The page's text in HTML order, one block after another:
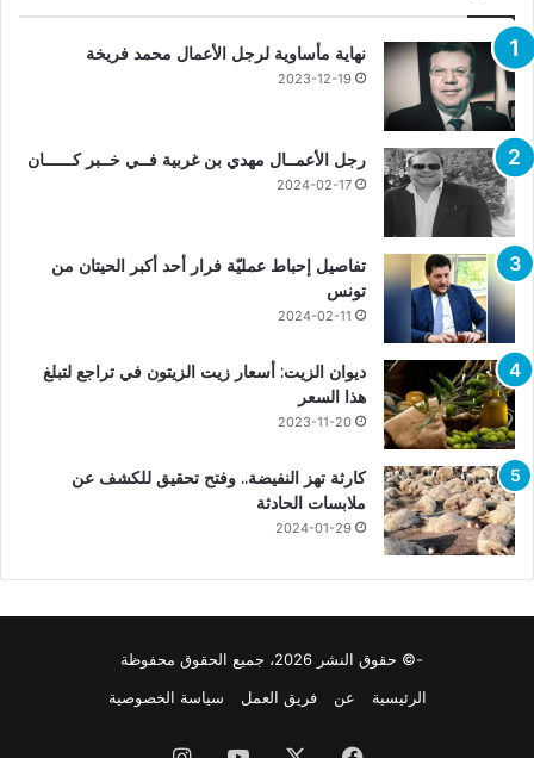
نهاية مأساوية لرجل الأعمال محمد فريخة
2023-12-19
رجل الأعمــال مهدي بن غربية فــي خــبر كــــــان
2024-02-17
تفاصيل إحباط عمليّة فرار أحد أكبر الحيتان من
تونس
2024-02-11
ديوان الزيت: أسعار زيت الزيتون في تراجع لتبلغ
هذا السعر
2023-11-20
كارثة تهز النفيضة.. وفتح تحقيق للكشف عن
ملابسات الحادثة
2024-01-29
-© حقوق النشر 2026، جميع الحقوق محفوظة
الرئيسية
عن فريق العمل سياسة الخصوصية